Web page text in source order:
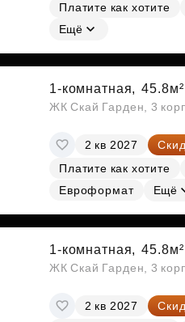
Платите как хотите
Ещё
1-комнатная, 45.8м²
ЖК Скай Гарден, 3
2 кв 2027
Платите как хотите
Евроформат
Ещё
1-комнатная, 45.8м²
ЖК Скай Гарден, 3
2 кв 2027